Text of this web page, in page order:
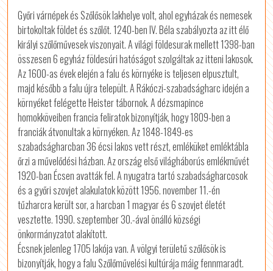
Győri várnépek és Szőlősök lakhelye volt, ahol egyházak és nemesek
birtokoltak földet és szőlőt. 1240-ben IV. Béla szabályozta az itt élő
királyi szőlőművesek viszonyait. A világi földesurak mellett 1398-ban
összesen 6 egyház földesúri hatóságot szolgáltak az itteni lakosok.
Az 1600-as évek elején a falu és környéke is teljesen elpusztult,
majd később a falu újra települt. A Rákóczi-szabadságharc idején a
környéket felégette Heister tábornok. A dézsmapince
homokköveiben francia feliratok bizonyítják, hogy 1809-ben a
franciák átvonultak a környéken. Az 1848-1849-es
szabadságharcban 36 écsi lakos vett részt, emléküket emléktábla
őrzi a művelődési házban. Az ország első világháborús emlékművét
1920-ban Écsen avatták fel. A nyugatra tartó szabadságharcosok
és a győri szovjet alakulatok között 1956. november 11.-én
tűzharcra került sor, a harcban 1 magyar és 6 szovjet életét
vesztette. 1990. szeptember 30.-ával önálló községi
önkormányzatot alakított.
Écsnek jelenleg 1705 lakója van. A völgyi területű szőlősök is
bizonyítják, hogy a falu Szőlőművelési kultúrája máig fennmaradt.